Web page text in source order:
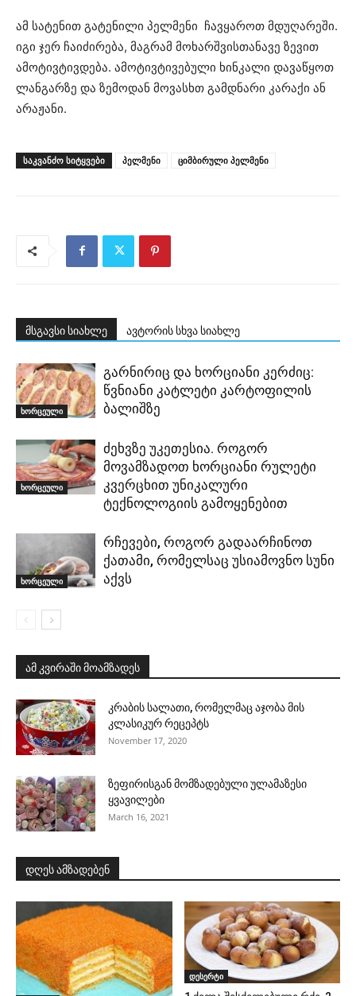
ამ სატენით გატენილი პელმენი ჩავყაროთ მდუღარეში.
იგი ჯერ ჩაიძირება, მაგრამ მოხარშვისთანავე ზევით
ამოტივტივდება. ამოტივტივებული ხინკალი დავაწყოთ
ლანგარზე და ზემოდან მოვასხთ გამდნარი კარაქი ან
არაჟანი.
ᲡᲐᲙᲕᲐᲜᲫᲝ ᲡᲘᲢᲧᲕᲔᲑᲘ პელმენი ციმბირული პელმენი
მსგავსი სიახლე ავტორის სხვა სიახლე
ხორცეული
გარნირიც და ხორციანი კერძიც:
წვნიანი კატლეტი კარტოფილის
ბალიშზე
ხორცეული
ძეხვზე უკეთესია. როგორ
მოვამზადოთ ხორციანი რულეტი
კვერცხით უნიკალური
ტექნოლოგიის გამოყენებით
ხორცეული
რჩევები, როგორ გადაარჩინოთ
ქათამი, რომელსაც უსიამოვნო სუნი
აქვს
ამ კვირაში მოამზადეს
კრაბის სალათი, რომელმაც აჯობა მის
კლასიკურ რეცეპტს
November 17, 2020
ზეფირისგან მომზადებული ულამაზესი
ყვავილები
March 16, 2021
დღეს ამზადებენ
დესერტი